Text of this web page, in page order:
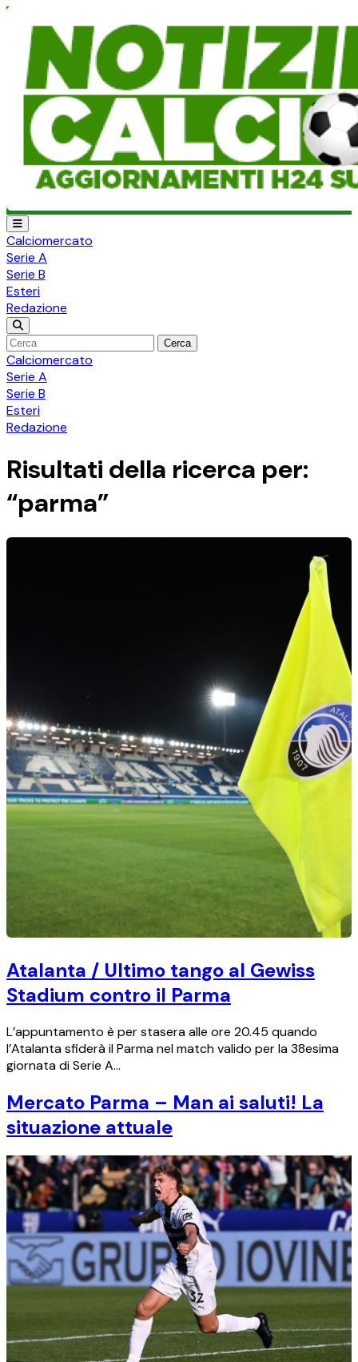
Calciomercato
Serie A
Serie B
Esteri
Redazione
Cerca
Calciomercato
Serie A
Serie B
Esteri
Redazione
Risultati della ricerca per:
“parma”
Atalanta / Ultimo tango al Gewiss
Stadium contro il Parma
L’appuntamento è per stasera alle ore 20.45 quando
l’Atalanta sfiderà il Parma nel match valido per la 38esima
giornata di Serie A…
Mercato Parma – Man ai saluti! La
situazione attuale